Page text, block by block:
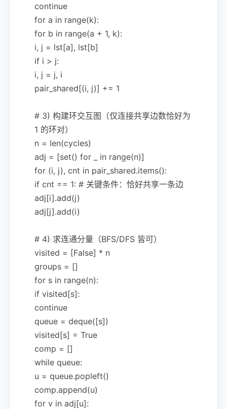
continue
for a in range(k):
for b in range(a + 1, k):
i, j = lst[a], lst[b]
if i > j:
i, j = j, i
pair_shared[(i, j)] += 1
# 3) 构建环交互图（仅连接共享边数恰好为
1 的环对）
n = len(cycles)
adj = [set() for _ in range(n)]
for (i, j), cnt in pair_shared.items():
if cnt == 1: # 关键条件：恰好共享一条边
adj[i].add(j)
adj[j].add(i)
# 4) 求连通分量（BFS/DFS 皆可）
visited = [False] * n
groups = []
for s in range(n):
if visited[s]:
continue
queue = deque([s])
visited[s] = True
comp = []
while queue:
u = queue.popleft()
comp.append(u)
for v in adj[u]: